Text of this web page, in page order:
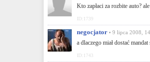
Kto zapłaci za rozbite auto?
ID:1739
negocjator • 9 lipca 2008,
a dlaczego miał dostać
ID:1743